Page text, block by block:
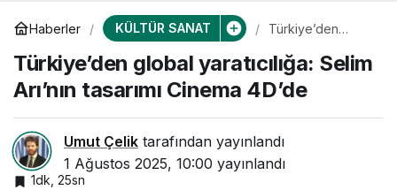
Haberler KÜLTÜR SANAT
Türkiye’den
Selim Arı’nın
tasarımı Cinema
4D’de
Türkiye’den global yaratıcılığa: Selim
Arı’nın tasarımı Cinema 4D’de
Umut Çelik tarafından yayınlandı
1 Ağustos 2025, 10:00 yayınlandı
1dk, 25sn